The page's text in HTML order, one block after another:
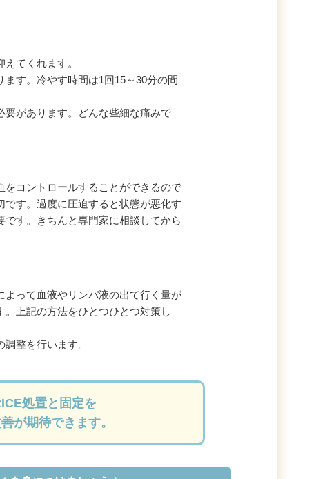
てくれます。
す。冷やす時間は1回15～30分の間
があります。どんな些細な痛みで
コントロールすることができるので
す。過度に圧迫すると状態が悪化す
す。きちんと専門家に相談してから
って血液やリンパ液の出て行く量が
上記の方法をひとつひとつ対策し
整を行います。
処置と固定を
が期待できます。